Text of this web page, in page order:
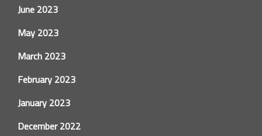
June 2023
May 2023
March 2023
February 2023
January 2023
December 2022